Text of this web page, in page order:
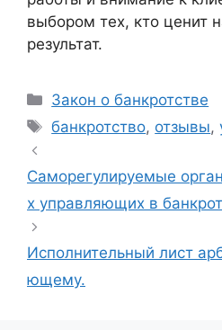
выбором тех, кто ценит
результат.
Рубрики
Закон о банкротстве
Метки
банкротство, отзывы,
Саморегулируемые
х управляющих в
Исполнительный лист
ющему.